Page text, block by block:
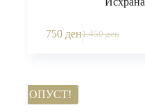
1.450ден
750 ден
ПОПУСТ!